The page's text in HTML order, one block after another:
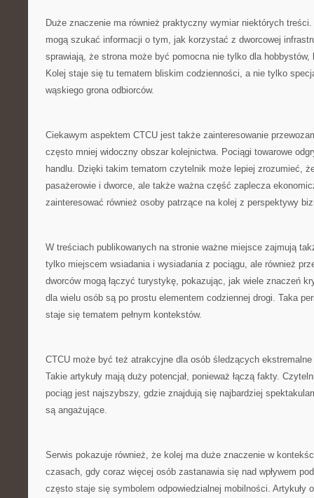
Duże znaczenie ma również praktyczny wymiar niektórych
mogą szukać informacji o tym, jak korzystać z dworcowej
sprawiają, że strona może być pomocna nie tylko dla
Kolej staje się tu tematem bliskim codzienności, a nie tylko
wąskiego grona odbiorców.
Ciekawym aspektem CTCU jest także zainteresowanie
często mniej widoczny obszar kolejnictwa. Pociągi towarowe
handlu. Dzięki takim tematom czytelnik może lepiej zrozumieć,
pasażerowie i dworce, ale także ważna część zaplecza
zainteresować również osoby patrzące na kolej z perspektywy
W treściach publikowanych na stronie ważne miejsce zajmują
tylko miejscem wsiadania i wysiadania z pociągu, ale również
dworców mogą łączyć turystykę, pokazując, jak wiele znaczeń
dla wielu osób są po prostu elementem codziennej drogi. Taka
staje się tematem pełnym kontekstów.
CTCU może być też atrakcyjne dla osób śledzących
Takie artykuły mają duży potencjał, ponieważ łączą fakty.
pociąg jest najszybszy, gdzie znajdują się najbardziej
są angażujące.
Serwis pokazuje również, że kolej ma duże znaczenie w
czasach, gdy coraz więcej osób zastanawia się nad wpływem
często staje się symbolem odpowiedzialnej mobilności. Artykuły